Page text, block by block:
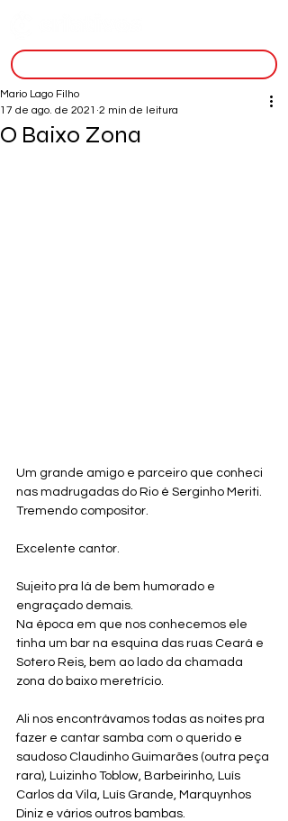
O Baixo Zona
Mario Lago Filho
17 de ago. de 2021 2 min de leitura
Um grande amigo e parceiro que conheci
nas madrugadas do Rio é Serginho Meriti.
Tremendo compositor.
Excelente cantor.
Sujeito pra lá de bem humorado e
engraçado demais.
Na época em que nos conhecemos ele
tinha um bar na esquina das ruas Ceará e
Sotero Reis, bem ao lado da chamada
zona do baixo meretrício.
Ali nos encontrávamos todas as noites pra
fazer e cantar samba com o querido e
saudoso Claudinho Guimarães (outra peça
rara), Luizinho Toblow, Barbeirinho, Luís
Carlos da Vila, Luís Grande, Marquynhos
Diniz e vários outros bambas.